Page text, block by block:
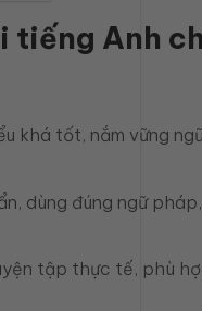
tiếng Anh
tốt, nắm vững
dùng đúng ngữ
tập thực tế, phù